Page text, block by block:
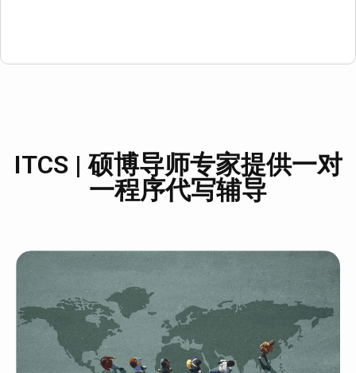
ITCS | 硕博导师专家提供一对
一程序代写辅导